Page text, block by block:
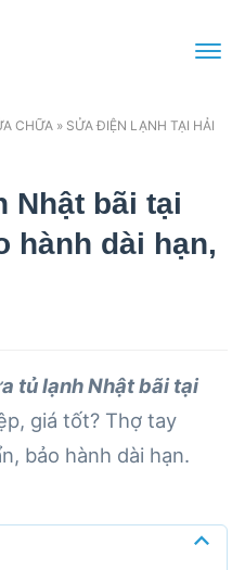
CHỮA » SỬA ĐIỆN LẠNH TẠI HẢI
Nhật bãi tại
hành dài hạn,
tủ lạnh Nhật bãi tại
giá tốt? Thợ tay
bảo hành dài hạn.